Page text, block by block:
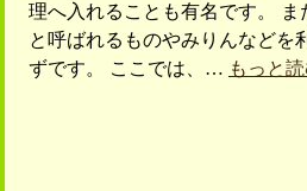
理へ入れることも有名です。
と呼ばれるものやみりんなどを
ずです。 ここでは、… もっと